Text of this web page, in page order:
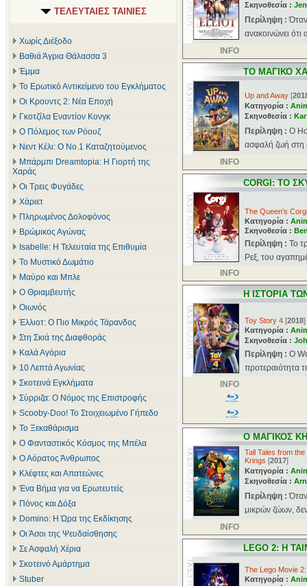
ΤΕΛΕΥΤΑΙΕΣ ΤΑΙΝΙΕΣ
Χωρίς Διέξοδο
Βαθιά Άγρια Θάλασσα 3
Έμμα
Το Ερωτικό Αντικείμενο του Εγκλήματος
Οι Κρουντς 2: Νέα Εποχή
Γκοτζίλα Εναντίον Κονγκ
Ο Πόλεμος των Ρόουζ
Νεντ Κέλι: Ο Νο.1 Καταζητούμενος
Μπάρμπι Dreamtopia: Η Γιορτή της
Χαράς
Οι Τρεις Φυγάδες
Χάριετ
Πληρωμένος Δολοφόνος
Βρώμικος Αγώνας
Isabelle: Η Τελευταία της Επιθυμία
Το Μυστικό Δωμάτιο
Μαύρο και Μπλε
Ο Θριαμβευτής
Οιωνός
Έλλιοτ: Ο Πιο Μικρός Τάρανδος
Στη Σκιά της Διαφθοράς
Καλά Αγόρια
10 Λεπτά Αγωνίας
Σκοτεινά Εγκλήματα
Σύρριζα: Ο Νόμος της Επιστροφής
Scooby-Doo! Το Στοιχειωμένο Γήπεδο
Το Ξεκαθάρισμα
Ο Φανταστικός Κόσμος της Μπέλα
Ο Αόρατος Άνθρωπος
Κλέφτες και Απατεώνες
Ένα Βήμα για να Ερωτευτείς
Πόνος και Δόξα
Domino: Η Ώρα της Εκδίκησης
Οι Άσοι της Ψευδαίσθησης
Σε Ασφαλή Χέρια
Σκοτεινό Αμάρτημα
Stuber
Σκηνοθεσία :
Περίληψη :
ανακοινώνει ότι
INFO
ΤΟ ΜΑΓΙΚΟ
Up and Away [
Κατηγορία :
Σκηνοθεσία :
Περίληψη : Ο
ασφαλή ζωή στη
INFO
CORGI: ΤΟ
The Queen's Corgi
Κατηγορία :
Σκηνοθεσία :
Περίληψη : Το
Ρεξ, του
INFO
Η ΙΣΤΟΡΙΑ
Toy Story 4 [2018]
Κατηγορία :
Σκηνοθεσία :
Περίληψη : Ο
προτεραιότητα
INFO
Ο ΜΑΓΙΚΟΣ
Tall Tales from
Krings [2017]
Κατηγορία :
Σκηνοθεσία :
Περίληψη :
μικρών ζώων,
INFO
LEGO 2: Η
The Lego Movie
Κατηγορία :